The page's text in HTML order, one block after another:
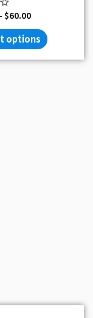
$60.00
options